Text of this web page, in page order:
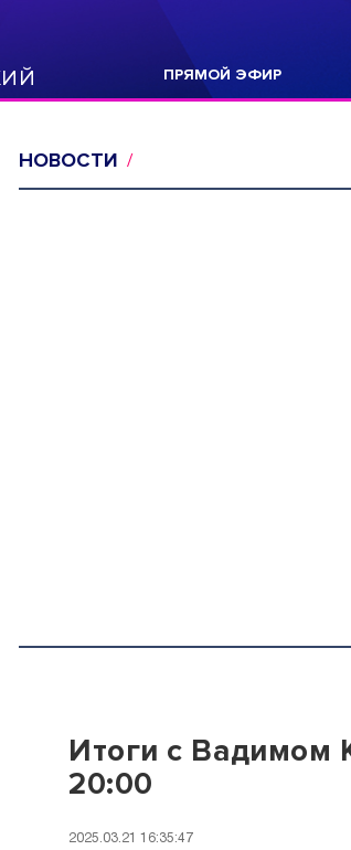
ПРЯМОЙ ЭФИР
НОВОСТИ
Итоги с Вадимом
20:00
2025.03.21 16:35:47